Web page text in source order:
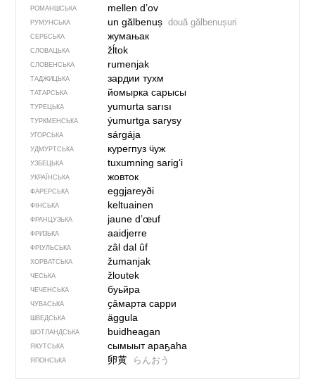
РОМАНШСЬКА mellen d’ov
РУМУНСЬКА un gălbenuș două gălbenușuri
СЕРБСЬКА жумањак
СЛОВАЦЬКА žĺtok
СЛОВЕНСЬКА rumenjak
ТАДЖИЦЬКА зардии тухм
ТАТАРСЬКА йомырка сарысы
ТУРЕЦЬКА yumurta sarısı
ТУРКМЕНСЬКА ýumurtga sarysy
УГОРСЬКА sárgája
УДМУРТСЬКА курегпуз ӵуж
УЗБЕЦЬКА tuxumning sarig‘i
УКРАЇНСЬКА жовток
ФАРЕРСЬКА eggjareyði
ФІНСЬКА keltuainen
ФРАНЦУЗЬКА jaune d’œuf
ФРИЗЬКА aaidjerre
ФРІУЛЬСЬКА zâl dal ûf
ХОРВАТСЬКА žumanjak
ЧЕСЬКА žloutek
ЧЕЧЕНСЬКА буьйра
ЧУВАСЬКА ҫǎмарта сарри
ШВЕДСЬКА äggula
ШОТЛАНДСЬКА buidheagan
ЯКУТСЬКА сымыыт араҕаһа
ЯПОНСЬКА 卵黄 らんおう